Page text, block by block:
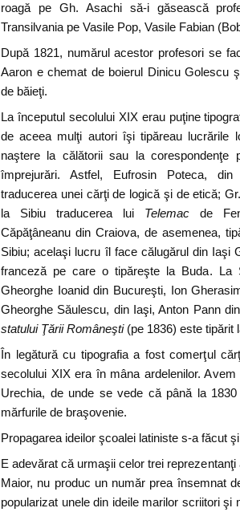
roagă pe Gh. Asachi să-i găsească
Transilvania pe Vasile Pop, Vasile Fabian
După 1821, numărul acestor profesori se
Aaron e chemat de boierul Dinicu Golescu
de băieţi.
La începutul secolului XIX erau puţine
de aceea mulţi autori îşi tipăreau lucrările
naştere la călătorii sau la corespondenţe
împrejurări. Astfel, Eufrosin Poteca,
traducerea unei cărţi de logică şi de etică;
la Sibiu traducerea lui Telemac de
Căpăţâneanu din Craiova, de asemenea,
Sibiu; acelaşi lucru îl face călugărul din Iaşi
franceză pe care o tipăreşte la Buda. La
Gheorghe Ioanid din Bucureşti, Ion
Gheorghe Săulescu, din Iaşi, Anton Pann
statului Ţării Româneşti(pe 1836) este tipărit
În legătură cu tipografia a fost comerţul
secolului XIX era în mâna ardelenilor.
Urechia, de unde se vede că până la
mărfurile de braşovenie.
Propagarea ideilor şcoalei latiniste s-a făcut
E adevărat că urmaşii celor trei
Maior, nu produc un număr prea însemnat
popularizat unele din ideile marilor scriitori şi